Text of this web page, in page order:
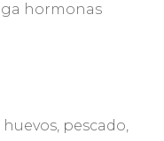
hormonas
huevos, pescado,